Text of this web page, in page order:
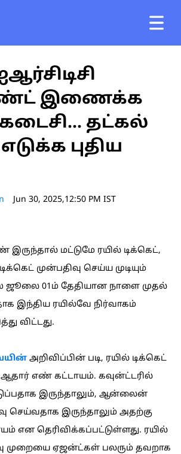
இணைக்க
தட்கல்
புதிய
Jun 30, 2025,12:50 PM IST
மட்டுமே ரயில் டிக்கெட்,
முன்பதிவு செய்ய முடியும்
ஜூலை 01ம் தேதியான நாளை முதல்
இந்திய ரயில்வே நிர்வாகம்
விட்டது.
அறிவிப்பின் படி, ரயில் டிக்கெட்
ஆதார் எண் கட்டாயம். கவுன்ட்டரில்
இருந்தாலும், ஆன்லைன்
செய்வதாக இருந்தாலும் அதற்கு
என தெரிவிக்கப்பட்டுள்ளது. ரயில்
முறையை ஏஜன்ட்கள் பலரும் தவறாக